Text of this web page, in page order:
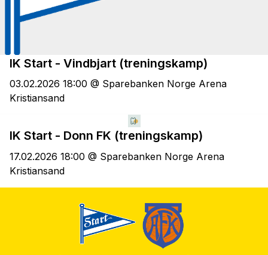
IK Start - Vindbjart (treningskamp)
03.02.2026 18:00 @ Sparebanken Norge Arena
Kristiansand
IK Start - Donn FK (treningskamp)
17.02.2026 18:00 @ Sparebanken Norge Arena
Kristiansand